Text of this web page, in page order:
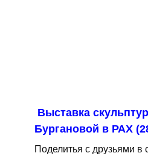
Выставка
Бургановой в РАХ
Поделитья с друзьями в